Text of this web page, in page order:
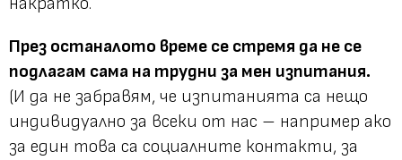
През останалото време се стремя да не се
подлагам сама на трудни за мен изпитания.
(И да не забравям, че изпитанията са нещо
индивидуално за всеки от нас – например ако
за един това са социалните контакти, за